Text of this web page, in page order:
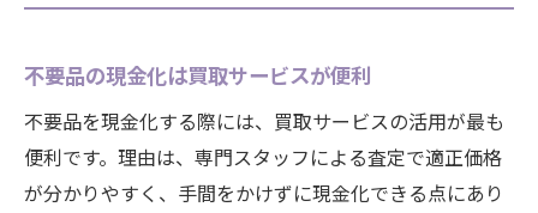
日常に役立つ買取サービス活用のコツ
不要品の現金化は買取サービスが便利
不要品を現金化する際には、買取サービスの活用が最も
便利です。理由は、専門スタッフによる査定で適正価格
が分かりやすく、手間をかけずに現金化できる点にあり